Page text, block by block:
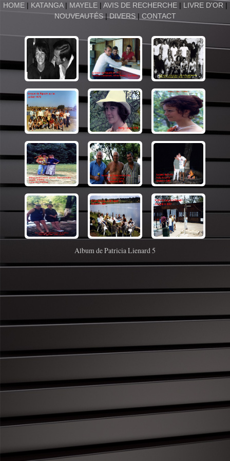
HOME | KATANGA| MAYELE| AVIS DE RECHERCHE| LIVRE D'OR |
NOUVEAUTÉS|DIVERS| CONTACT
Album de Patricia Lienard 5